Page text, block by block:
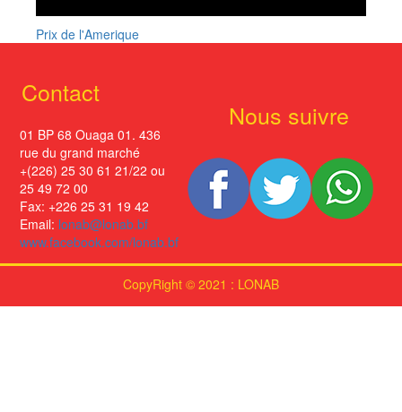
Prix de l'Amerique
Contact
01 BP 68 Ouaga 01. 436
rue du grand marché
+(226) 25 30 61 21/22 ou
25 49 72 00
Fax: +226 25 31 19 42
Email: lonab@lonab.bf
www.facebook.com/lonab.bf
Nous suivre
CopyRight © 2021 : LONAB